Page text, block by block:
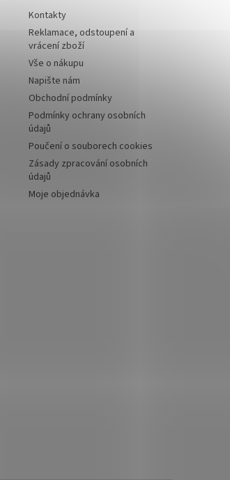
Kontakty
Reklamace, odstoupení a
vrácení zboží
Vše o nákupu
Napište nám
Obchodní podmínky
Podmínky ochrany osobních
údajů
Poučení o souborech cookies
Zásady zpracování osobních
údajů
Moje objednávka